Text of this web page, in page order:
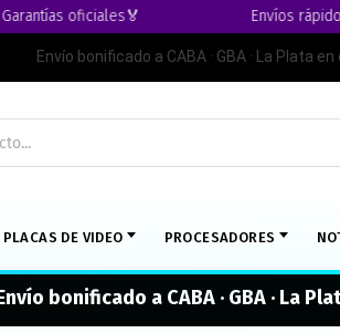
oficiales🏅 Envíos rápidos
Envío bonificado a CABA · GBA · La Plata
PLACAS DE VIDEO PROCESADORES
bonificado a CABA · GBA · La